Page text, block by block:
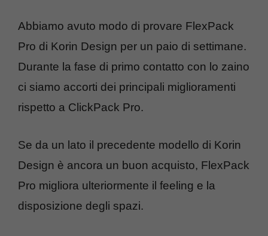
Abbiamo avuto modo di provare FlexPack
Pro di Korin Design per un paio di settimane.
Durante la fase di primo contatto con lo zaino
ci siamo accorti dei principali miglioramenti
rispetto a ClickPack Pro.
Se da un lato il precedente modello di Korin
Design è ancora un buon acquisto, FlexPack
Pro migliora ulteriormente il feeling e la
disposizione degli spazi.